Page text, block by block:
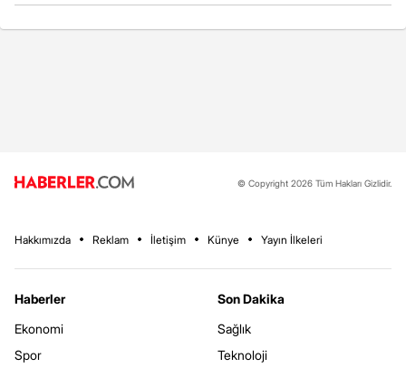
© Copyright 2026 Tüm Hakları Gizlidir.
Hakkımızda Reklam İletişim Künye Yayın İlkeleri
Haberler
Ekonomi
Spor
Son Dakika
Sağlık
Teknoloji